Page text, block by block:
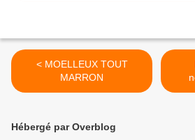
< MOELLEUX TOUT
MARRON
Hébergé par Overblog